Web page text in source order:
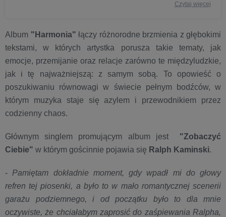
Czytaj więcej
Album "Harmonia" łączy różnorodne brzmienia z głębokimi
tekstami, w których artystka porusza takie tematy, jak
emocje, przemijanie oraz relacje zarówno te międzyludzkie,
jak i tę najważniejszą: z samym sobą. To opowieść o
poszukiwaniu równowagi w świecie pełnym bodźców, w
którym muzyka staje się azylem i przewodnikiem przez
codzienny chaos.
Głównym singlem promującym album jest
"Zobaczyć
Ciebie" w którym gościnnie pojawia się Ralph Kaminski.
- Pamiętam dokładnie moment, gdy wpadł mi do głowy
refren tej piosenki, a było to w mało romantycznej scenerii
garażu podziemnego, i od początku było to dla mnie
oczywiste, że chciałabym zaprosić do zaśpiewania Ralpha,